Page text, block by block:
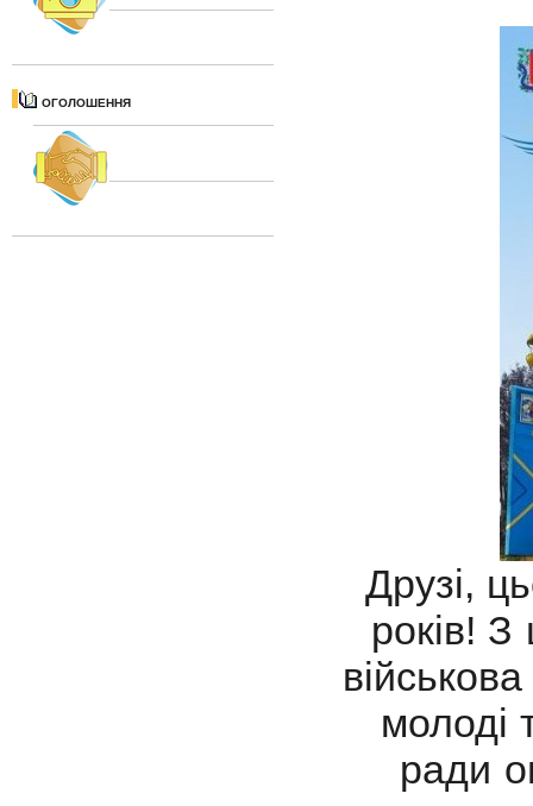
ОГОЛОШЕННЯ
Друзі,
років! З
молоді
ради